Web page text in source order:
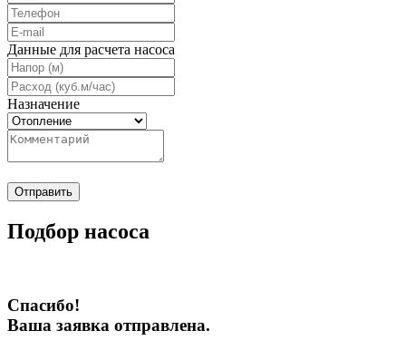
Данные для расчета насоса
Назначение
Отправить
Подбор насоса
Спасибо!
Ваша заявка отправлена.